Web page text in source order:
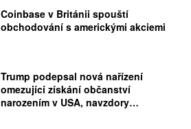
Coinbase v Británii spouští
obchodování s americkými akciemi
Trump podepsal nová nařízení
omezující získání občanství
narozením v USA, navzdory